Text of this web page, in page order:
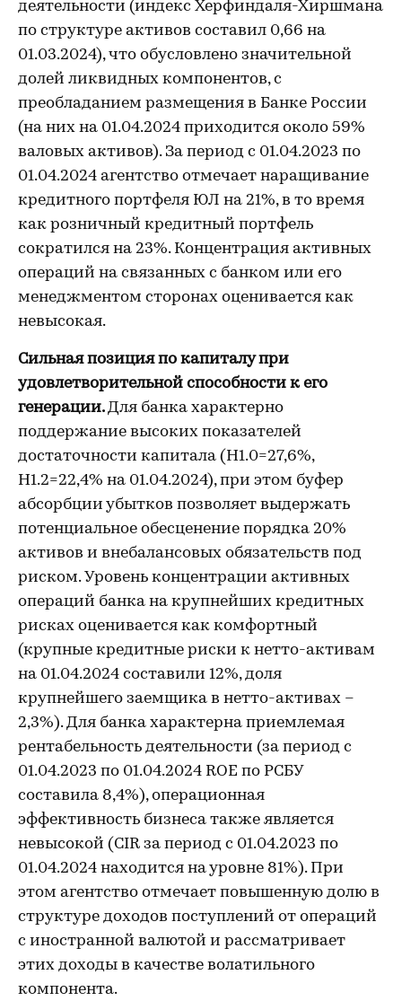
деятельности (индекс Херфиндаля-Хиршмана
по структуре активов составил 0,66 на
01.03.2024), что обусловлено значительной
долей ликвидных компонентов, с
преобладанием размещения в Банке России
(на них на 01.04.2024 приходится около 59%
валовых активов). За период с 01.04.2023 по
01.04.2024 агентство отмечает наращивание
кредитного портфеля ЮЛ на 21%, в то время
как розничный кредитный портфель
сократился на 23%. Концентрация активных
операций на связанных с банком или его
менеджментом сторонах оценивается как
невысокая.
Сильная позиция по капиталу при
удовлетворительной способности к его
генерации.Для банка характерно
поддержание высоких показателей
достаточности капитала (Н1.0=27,6%,
Н1.2=22,4% на 01.04.2024), при этом буфер
абсорбции убытков позволяет выдержать
потенциальное обесценение порядка 20%
активов и внебалансовых обязательств под
риском. Уровень концентрации активных
операций банка на крупнейших кредитных
рисках оценивается как комфортный
(крупные кредитные риски к нетто-активам
на 01.04.2024 составили 12%, доля
крупнейшего заемщика в нетто-активах –
2,3%). Для банка характерна приемлемая
рентабельность деятельности (за период с
01.04.2023 по 01.04.2024 ROE по РСБУ
составила 8,4%), операционная
эффективность бизнеса также является
невысокой (CIR за период с 01.04.2023 по
01.04.2024 находится на уровне 81%). При
этом агентство отмечает повышенную долю в
структуре доходов поступлений от операций
с иностранной валютой и рассматривает
этих доходы в качестве волатильного
компонента.